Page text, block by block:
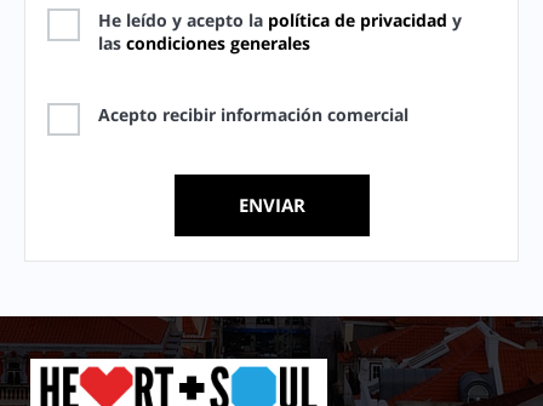
He leído y acepto la política de privacidad y
las condiciones generales
Acepto recibir información comercial